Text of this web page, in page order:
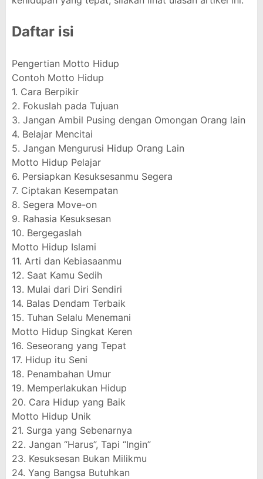
Daftar isi
Pengertian Motto Hidup
Contoh Motto Hidup
1. Cara Berpikir
2. Fokuslah pada Tujuan
3. Jangan Ambil Pusing dengan Omongan Orang lain
4. Belajar Mencitai
5. Jangan Mengurusi Hidup Orang Lain
Motto Hidup Pelajar
6. Persiapkan Kesuksesanmu Segera
7. Ciptakan Kesempatan
8. Segera Move-on
9. Rahasia Kesuksesan
10. Bergegaslah
Motto Hidup Islami
11. Arti dan Kebiasaanmu
12. Saat Kamu Sedih
13. Mulai dari Diri Sendiri
14. Balas Dendam Terbaik
15. Tuhan Selalu Menemani
Motto Hidup Singkat Keren
16. Seseorang yang Tepat
17. Hidup itu Seni
18. Penambahan Umur
19. Memperlakukan Hidup
20. Cara Hidup yang Baik
Motto Hidup Unik
21. Surga yang Sebenarnya
22. Jangan “Harus”, Tapi “Ingin”
23. Kesuksesan Bukan Milikmu
24. Yang Bangsa Butuhkan